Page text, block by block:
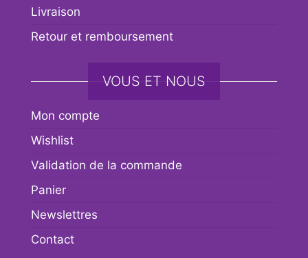
Livraison
Retour et remboursement
VOUS ET NOUS
Mon compte
Wishlist
Validation de la commande
Panier
Newslettres
Contact